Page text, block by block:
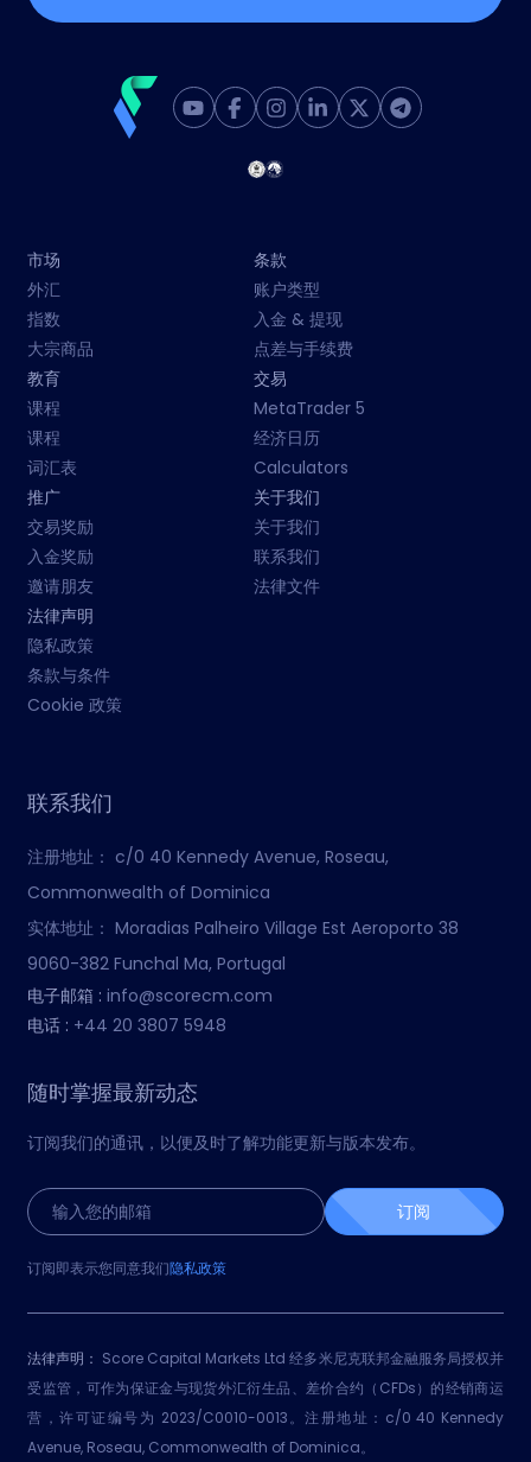
市场
外汇
指数
大宗商品
条款
账户类型
入金 & 提现
点差与手续费
教育
课程
课程
词汇表
交易
MetaTrader 5
经济日历
Calculators
推广
交易奖励
入金奖励
邀请朋友
关于我们
关于我们
联系我们
法律文件
法律声明
隐私政策
条款与条件
Cookie 政策
联系我们
注册地址： c/0 40 Kennedy Avenue, Roseau,
Commonwealth of Dominica
实体地址： Moradias Palheiro Village Est Aeroporto 38
9060-382 Funchal Ma, Portugal
电子邮箱 : info@scorecm.com
电话 : +44 20 3807 5948
随时掌握最新动态
订阅我们的通讯，以便及时了解功能更新与版本发布。
订阅
订阅即表示您同意我们隐私政策
法律声明： Score Capital Markets Ltd 经多米尼克联邦金融服务局授权并
受监管，可作为保证金与现货外汇衍生品、差价合约（CFDs）的经销商运
营，许可证编号为 2023/C0010-0013。注册地址：c/0 40 Kennedy
Avenue, Roseau, Commonwealth of Dominica。